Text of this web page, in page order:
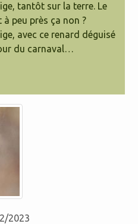
tantôt sur la terre. Le
peu près ça non ?
avec ce renard déguisé
du carnaval…
2023